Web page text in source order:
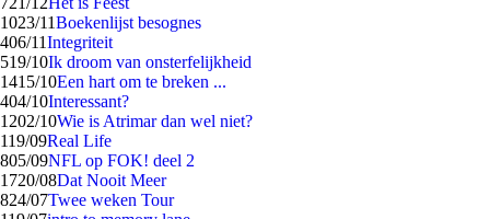
1023/11Boekenlijst besognes
406/11Integriteit
519/10Ik droom van onsterfelijkheid
1415/10Een hart om te breken ...
404/10Interessant?
1202/10Wie is Atrimar dan wel niet?
119/09Real Life
805/09NFL op FOK! deel 2
1720/08Dat Nooit Meer
824/07Twee weken Tour